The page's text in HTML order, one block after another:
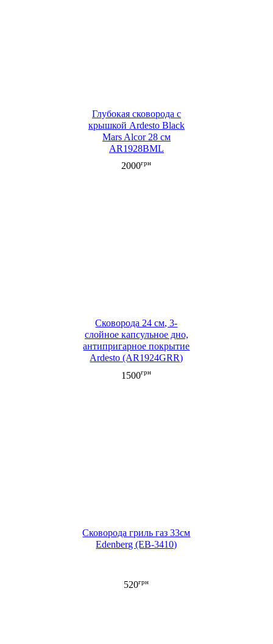
Глубокая сковорода с
крышкой Ardesto Black
Mars Alcor 28 см
AR1928BML
2000грн
Сковорода 24 см, 3-
слойное капсульное дно,
антипригарное покрытие
Ardesto (AR1924GRR)
1500грн
Сковорода гриль газ 33см
Edenberg (EB-3410)
520грн